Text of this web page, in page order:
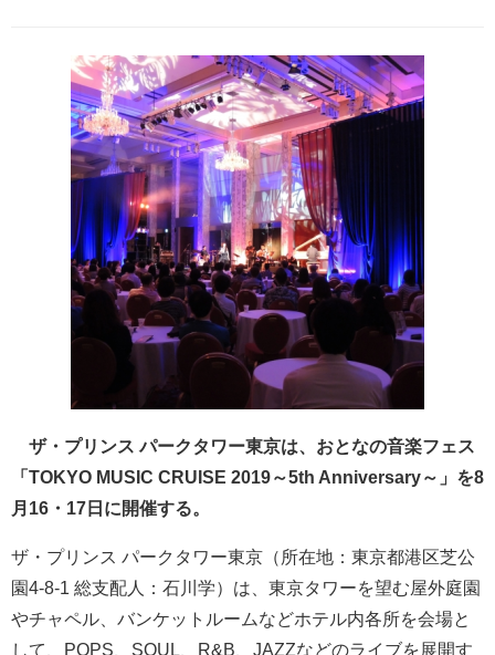
ザ・プリンス パークタワー東京は、おとなの音楽フェス
「TOKYO MUSIC CRUISE 2019～5th Anniversary～」を8
月16・17日に開催する。
ザ・プリンス パークタワー東京（所在地：東京都港区芝公
園4-8-1 総支配人：石川学）は、東京タワーを望む屋外庭園
やチャペル、バンケットルームなどホテル内各所を会場と
して、POPS、SOUL、R&B、JAZZなどのライブを展開す